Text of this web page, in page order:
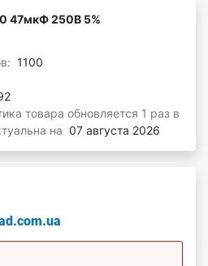
47мкФ 250В 5%
1100
товара обновляется 1 раз в
на 07 августа 2026